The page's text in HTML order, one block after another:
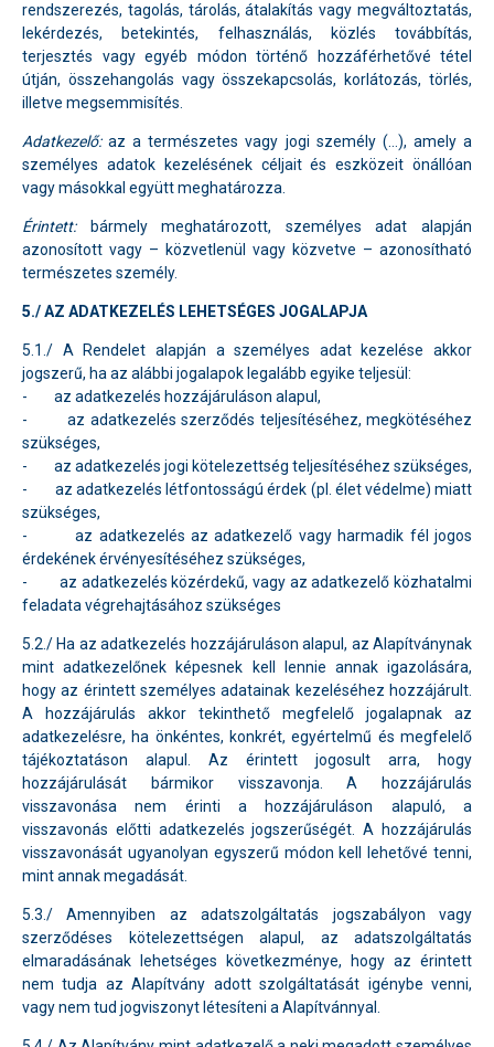
rendszerezés, tagolás, tárolás, átalakítás vagy megváltoztatás,
lekérdezés, betekintés, felhasználás, közlés továbbítás,
terjesztés vagy egyéb módon történő hozzáférhetővé tétel
útján, összehangolás vagy összekapcsolás, korlátozás, törlés,
illetve megsemmisítés.
Adatkezelő:az a természetes vagy jogi személy (…), amely a
személyes adatok kezelésének céljait és eszközeit önállóan
vagy másokkal együtt meghatározza.
Érintett:bármely meghatározott, személyes adat alapján
azonosított vagy – közvetlenül vagy közvetve – azonosítható
természetes személy.
5./ AZ ADATKEZELÉS LEHETSÉGES JOGALAPJA
5.1./ A Rendelet alapján a személyes adat kezelése akkor
jogszerű, ha az alábbi jogalapok legalább egyike teljesül:
- az adatkezelés hozzájáruláson alapul,
- az adatkezelés szerződés teljesítéséhez, megkötéséhez
szükséges,
- az adatkezelés jogi kötelezettség teljesítéséhez szükséges,
- az adatkezelés létfontosságú érdek (pl. élet védelme) miatt
szükséges,
- az adatkezelés az adatkezelő vagy harmadik fél jogos
érdekének érvényesítéséhez szükséges,
- az adatkezelés közérdekű, vagy az adatkezelő közhatalmi
feladata végrehajtásához szükséges
5.2./ Ha az adatkezelés hozzájáruláson alapul, az Alapítványnak
mint adatkezelőnek képesnek kell lennie annak igazolására,
hogy az érintett személyes adatainak kezeléséhez hozzájárult.
A hozzájárulás akkor tekinthető megfelelő jogalapnak az
adatkezelésre, ha önkéntes, konkrét, egyértelmű és megfelelő
tájékoztatáson alapul. Az érintett jogosult arra, hogy
hozzájárulását bármikor visszavonja. A hozzájárulás
visszavonása nem érinti a hozzájáruláson alapuló, a
visszavonás előtti adatkezelés jogszerűségét. A hozzájárulás
visszavonását ugyanolyan egyszerű módon kell lehetővé tenni,
mint annak megadását.
5.3./ Amennyiben az adatszolgáltatás jogszabályon vagy
szerződéses kötelezettségen alapul, az adatszolgáltatás
elmaradásának lehetséges következménye, hogy az érintett
nem tudja az Alapítvány adott szolgáltatását igénybe venni,
vagy nem tud jogviszonyt létesíteni a Alapítvánnyal.